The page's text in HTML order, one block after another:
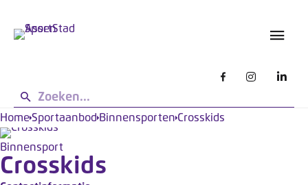
d
e
z
e
e
k
HomeSportaanbod Binnensporten Crosskids
Binnensport
Crosskids